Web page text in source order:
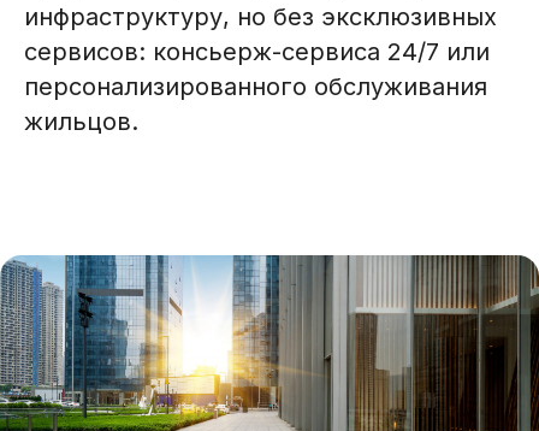
инфраструктуру, но без эксклюзивных
сервисов: консьерж-сервиса 24/7 или
персонализированного обслуживания
жильцов.